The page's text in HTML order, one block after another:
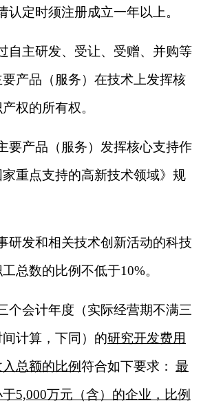
认定时须注册成立一年以上。
自主研发、受让、受赠、并购等
产品（服务）在技术上发挥核
权的所有权。
要产品（服务）发挥核心支持作
重点支持的高新技术领域》规
研发和相关技术创新活动的科技
总数的比例不低于10%。
个会计年度（实际经营期不满三
计算，下同）的研究开发费用
总额的比例符合如下要求： 最
于5,000万元（含）的企业，比例